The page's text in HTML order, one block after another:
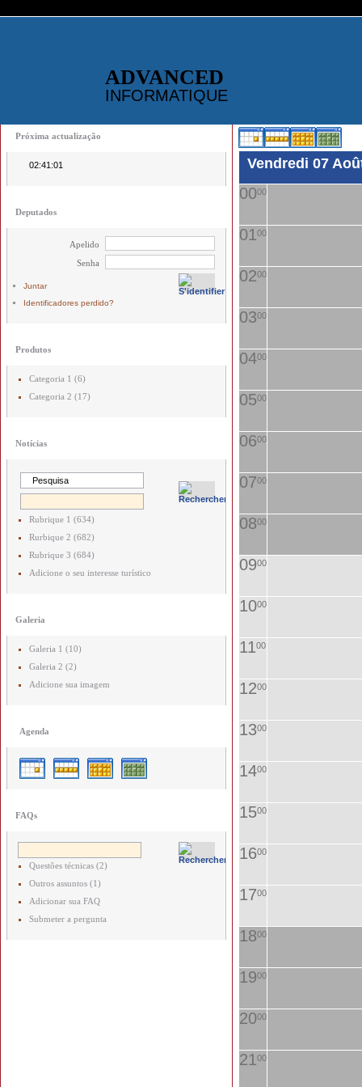
ADVANCED
INFORMATIQUE
Próxima actualização
02:41:01
Deputados
Apelido
Senha
Juntar
Identificadores perdido?
Produtos
Categoria 1 (6)
Categoria 2 (17)
Notícias
Rubrique 1 (634)
Rurbique 2 (682)
Rubrique 3 (684)
Adicione o seu interesse turístico
Galeria
Galeria 1 (10)
Galeria 2 (2)
Adicione sua imagem
Agenda
FAQs
Questões técnicas (2)
Outros assuntos (1)
Adicionar sua FAQ
Submeter a pergunta
Vendredi 07
0000
0100
0200
0300
0400
0500
0600
0700
0800
0900
1000
1100
1200
1300
1400
1500
1600
1700
1800
1900
2000
2100